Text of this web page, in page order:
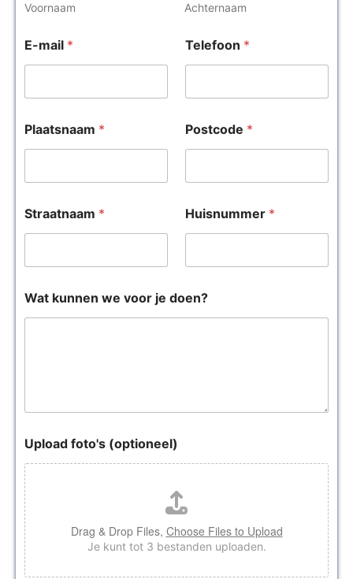
Voornaam Achternaam
E-mail * Telefoon *
Plaatsnaam * Postcode *
Straatnaam * Huisnummer *
Wat kunnen we voor je doen?
Upload foto's (optioneel)
Drag & Drop Files, Choose Files to Upload
Je kunt tot 3 bestanden uploaden.